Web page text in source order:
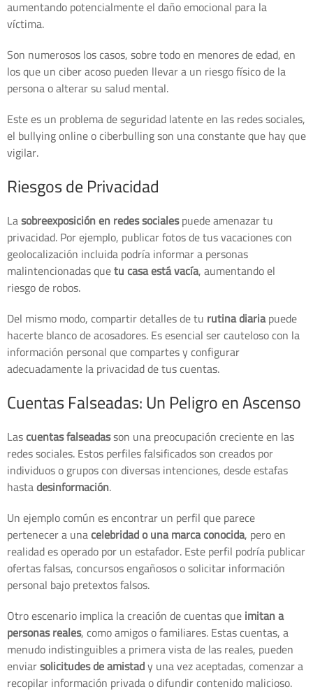
aumentando potencialmente el daño emocional para la
víctima.
Son numerosos los casos, sobre todo en menores de edad, en
los que un ciber acoso pueden llevar a un riesgo físico de la
persona o alterar su salud mental.
Este es un problema de seguridad latente en las redes sociales,
el bullying online o ciberbulling son una constante que hay que
vigilar.
Riesgos de Privacidad
Lasobreexposición en redes socialespuede amenazar tu
privacidad. Por ejemplo, publicar fotos de tus vacaciones con
geolocalización incluida podría informar a personas
malintencionadas quetu casa está vacía, aumentando el
riesgo de robos.
Del mismo modo, compartir detalles de tu rutina diariapuede
hacerte blanco de acosadores. Es esencial ser cauteloso con la
información personal que compartes y configurar
adecuadamente la privacidad de tus cuentas.
Cuentas Falseadas: Un Peligro en Ascenso
Lascuentas falseadasson una preocupación creciente en las
redes sociales. Estos perfiles falsificados son creados por
individuos o grupos con diversas intenciones, desde estafas
hastadesinformación.
Un ejemplo común es encontrar un perfil que parece
pertenecer a unacelebridad o una marca conocida, pero en
realidad es operado por un estafador. Este perfil podría publicar
ofertas falsas, concursos engañosos o solicitar información
personal bajo pretextos falsos.
Otro escenario implica la creación de cuentas queimitan a
personas reales, como amigos o familiares. Estas cuentas, a
menudo indistinguibles a primera vista de las reales, pueden
enviarsolicitudes de amistady una vez aceptadas, comenzar a
recopilar información privada o difundir contenido malicioso.